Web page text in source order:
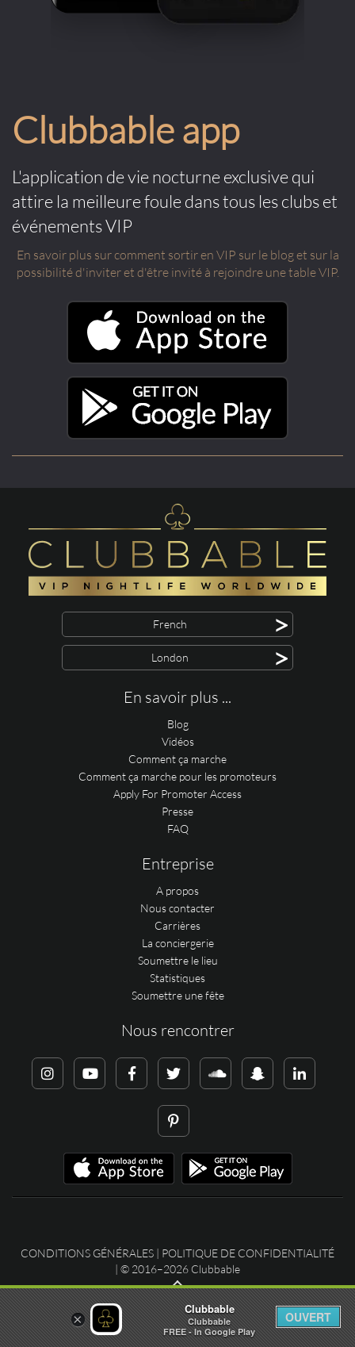
Clubbable app
L'application de vie nocturne exclusive qui
attire la meilleure foule dans tous les clubs et
événements VIP
En savoir plus sur comment sortir en VIP sur le blog et sur la
possibilité d'inviter et d'être invité à rejoindre une table VIP.
French >
London >
En savoir plus ...
Blog
Vidéos
Comment ça marche
Comment ça marche pour les promoteurs
Apply For Promoter Access
Presse
FAQ
Entreprise
A propos
Nous contacter
Carrières
La conciergerie
Soumettre le lieu
Statistiques
Soumettre une fête
Nous rencontrer
CONDITIONS GÉNÉRALES | POLITIQUE DE CONFIDENTIALITÉ
| © 2016–2026 Clubbable
×
Clubbable
Clubbable
FREE - In Google Play
OUVERT